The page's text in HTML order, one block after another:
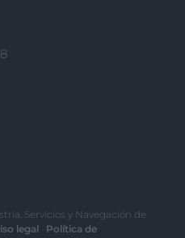
Servicios y Navegación de
legal · Política de